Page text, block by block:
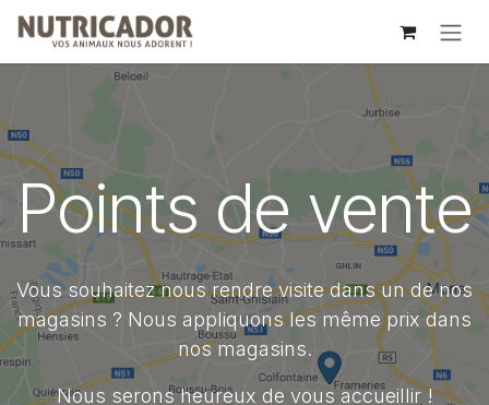
Se rendre au contenu
Points de vente
Vous souhaitez nous rendre visite dans un de nos
magasins ? Nous appliquons les même prix dans
nos magasins.
Nous serons heureux de vous accueillir !